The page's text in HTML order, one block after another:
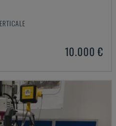
10.000 €